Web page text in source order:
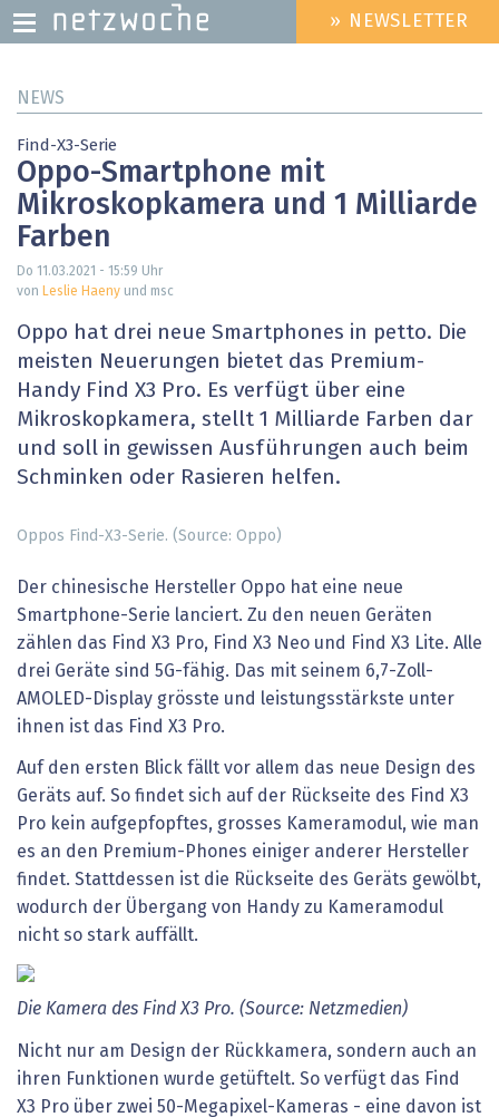
zum
HEADER
MENU
» NEWSLETTER
NEWS
Find-X3-Serie
Oppo-Smartphone mit
Mikroskopkamera und 1 Milliarde
Farben
Do 11.03.2021 - 15:59 Uhr
von Leslie Haeny und msc
Oppo hat drei neue Smartphones in petto. Die
meisten Neuerungen bietet das Premium-
Handy Find X3 Pro. Es verfügt über eine
Mikroskopkamera, stellt 1 Milliarde Farben dar
und soll in gewissen Ausführungen auch beim
Schminken oder Rasieren helfen.
Oppos Find-X3-Serie. (Source: Oppo)
Der chinesische Hersteller Oppo hat eine neue
Smartphone-Serie lanciert. Zu den neuen Geräten
zählen das Find X3 Pro, Find X3 Neo und Find X3 Lite. Alle
drei Geräte sind 5G-fähig. Das mit seinem 6,7-Zoll-
AMOLED-Display grösste und leistungsstärkste unter
ihnen ist das Find X3 Pro.
Auf den ersten Blick fällt vor allem das neue Design des
Geräts auf. So findet sich auf der Rückseite des Find X3
Pro kein aufgepfopftes, grosses Kameramodul, wie man
es an den Premium-Phones einiger anderer Hersteller
findet. Stattdessen ist die Rückseite des Geräts gewölbt,
wodurch der Übergang von Handy zu Kameramodul
nicht so stark auffällt.
Die Kamera des Find X3 Pro. (Source: Netzmedien)
Nicht nur am Design der Rückkamera, sondern auch an
ihren Funktionen wurde getüftelt. So verfügt das Find
X3 Pro über zwei 50-Megapixel-Kameras - eine davon ist